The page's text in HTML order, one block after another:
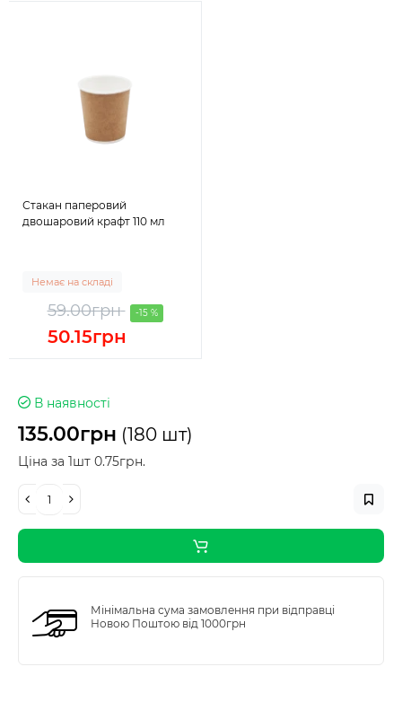
Стакан паперовий
двошаровий крафт 110 мл
Немає на складі
59.00грн -15 %
50.15грн
В наявності
135.00грн (180 шт)
Ціна за 1шт 0.75грн.
Мінімальна сума замовлення при відправці
Новою Поштою від 1000грн